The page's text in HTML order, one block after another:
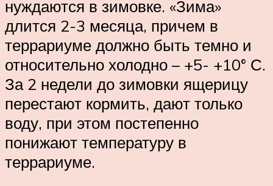
нуждаются в зимовке. «Зима»
длится 2-3 месяца, причем в
террари­уме должно быть темно и
относительно холодно – +5- +10° С.
За 2 недели до зимовки ящерицу
перестают кормить, дают только
воду, при этом постепенно
понижают температуру в
террариуме.